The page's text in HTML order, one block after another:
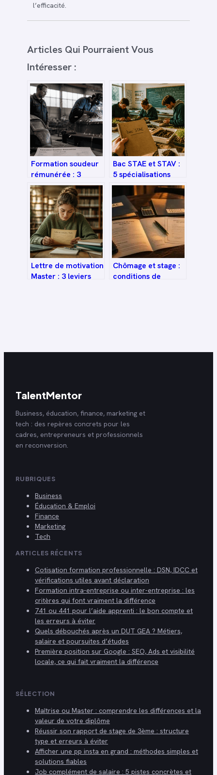
l’efficacité.
Articles Qui Pourraient Vous
Intéresser :
Formation soudeur
rémunérée : 3
solutions pour
apprendre le métier
tout en percevant
un salaire
Bac STAE et STAV :
5 spécialisations
pour transformer
votre passion du
vivant en carrière
concrète
Lettre de motivation
Master : 3 leviers
Chômage et stage :
conditions de
TalentMentor
Business, éducation, finance, marketing et
tech : des repères concrets pour les
cadres, entrepreneurs et professionnels
en reconversion.
RUBRIQUES
Business
Éducation & Emploi
Finance
Marketing
Tech
ARTICLES RÉCENTS
Cotisation formation professionnelle : DSN, IDCC et
vérifications utiles avant déclaration
Formation intra-entreprise ou inter-entreprise : les
critères qui font vraiment la différence
741 ou 441 pour l’aide apprenti : le bon compte et
les erreurs à éviter
Quels débouchés après un DUT GEA ? Métiers,
salaire et poursuites d’études
Première position sur Google : SEO, Ads et visibilité
locale, ce qui fait vraiment la différence
SÉLECTION
Maîtrise ou Master : comprendre les différences et la
valeur de votre diplôme
Réussir son rapport de stage de 3ème : structure
type et erreurs à éviter
Afficher une pp insta en grand : méthodes simples et
solutions fiables
Job complément de salaire : 5 pistes concrètes et